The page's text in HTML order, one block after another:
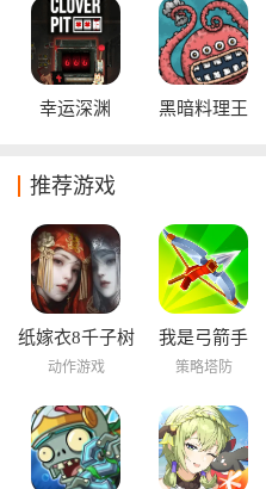
幸运深渊 黑暗料理王
推荐游戏
纸嫁衣8千子树
动作游戏
我是弓箭手
策略塔防